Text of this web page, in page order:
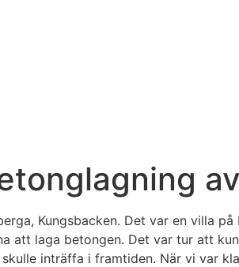
Kungsbacken. Det var en villa
att laga betongen. Det var tur att
inträffa i framtiden. När vi var